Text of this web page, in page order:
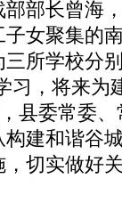
部长曾海
女聚集的
所学校分
习，将来为
县委常委
建和谐谷
切实做好